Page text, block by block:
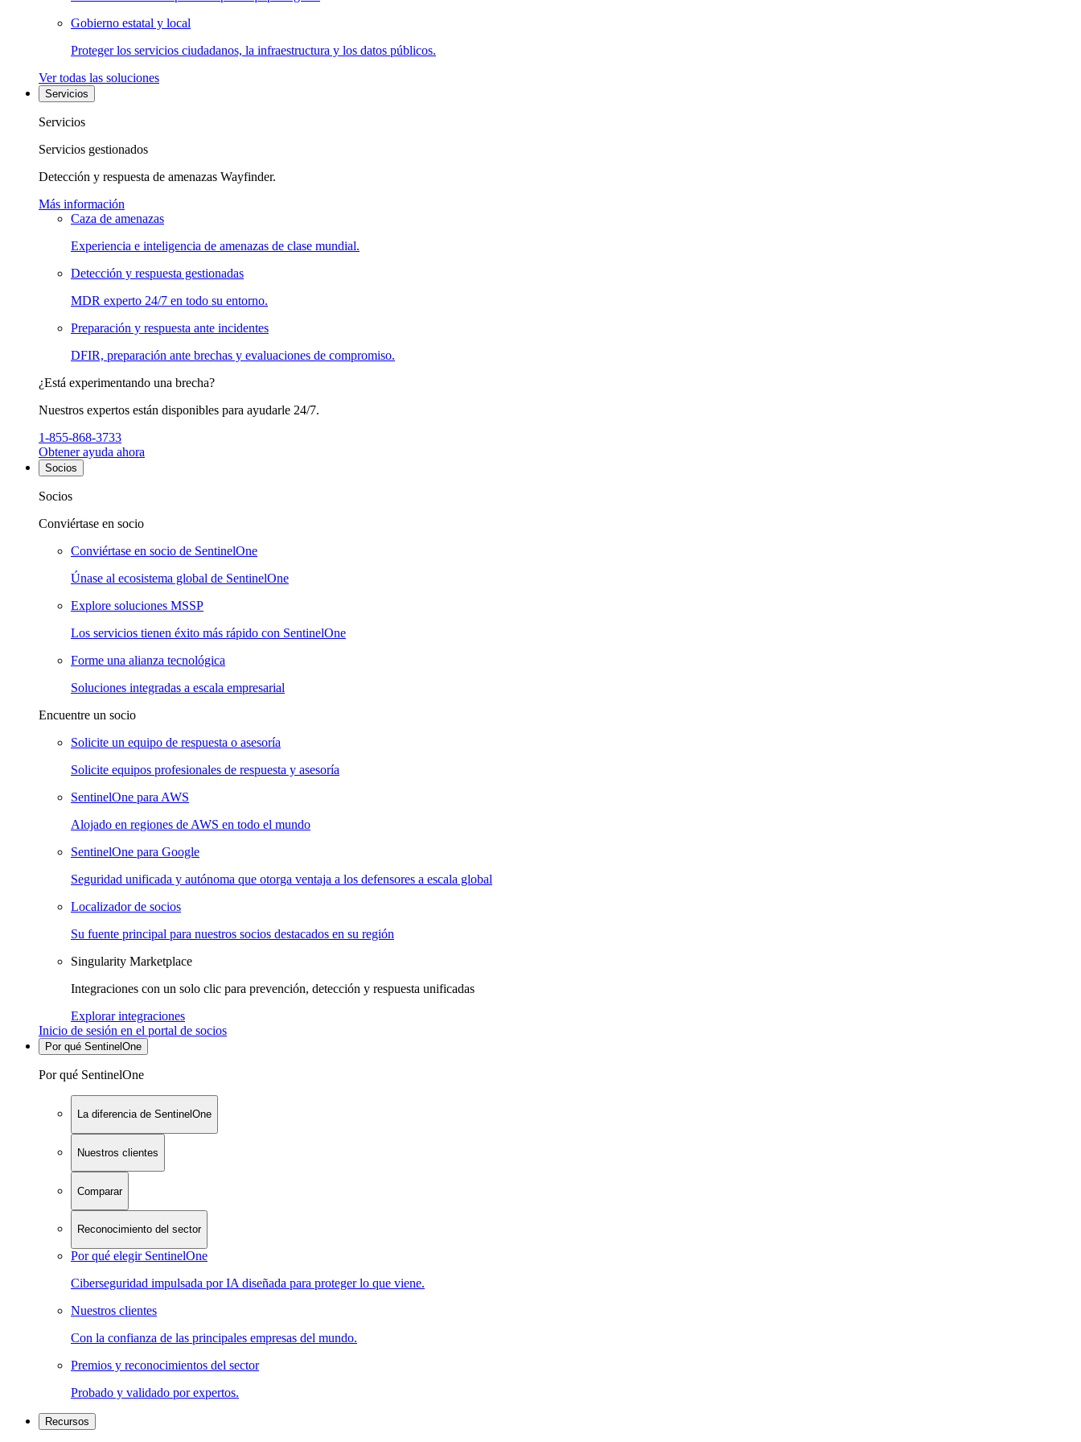
Gobierno estatal y local
Proteger los servicios ciudadanos, la infraestructura y los datos públicos.
Ver todas las soluciones
Servicios
Servicios
Servicios gestionados
Detección y respuesta de amenazas Wayfinder.
Más información
Caza de amenazas
Experiencia e inteligencia de amenazas de clase mundial.
Detección y respuesta gestionadas
MDR experto 24/7 en todo su entorno.
Preparación y respuesta ante incidentes
DFIR, preparación ante brechas y evaluaciones de compromiso.
¿Está experimentando una brecha?
Nuestros expertos están disponibles para ayudarle 24/7.
1-855-868-3733
Obtener ayuda ahora
Socios
Socios
Conviértase en socio
Conviértase en socio de SentinelOne
Únase al ecosistema global de SentinelOne
Explore soluciones MSSP
Los servicios tienen éxito más rápido con SentinelOne
Forme una alianza tecnológica
Soluciones integradas a escala empresarial
Encuentre un socio
Solicite un equipo de respuesta o asesoría
Solicite equipos profesionales de respuesta y asesoría
SentinelOne para AWS
Alojado en regiones de AWS en todo el mundo
SentinelOne para Google
Seguridad unificada y autónoma que otorga ventaja a los defensores a escala global
Localizador de socios
Su fuente principal para nuestros socios destacados en su región
Singularity Marketplace
Integraciones con un solo clic para prevención, detección y respuesta unificadas
Explorar integraciones
Inicio de sesión en el portal de socios
Por qué SentinelOne
Por qué SentinelOne
La diferencia de SentinelOne
Nuestros clientes
Comparar
Reconocimiento del sector
Por qué elegir SentinelOne
Ciberseguridad impulsada por IA diseñada para proteger lo que viene.
Nuestros clientes
Con la confianza de las principales empresas del mundo.
Premios y reconocimientos del sector
Probado y validado por expertos.
Recursos